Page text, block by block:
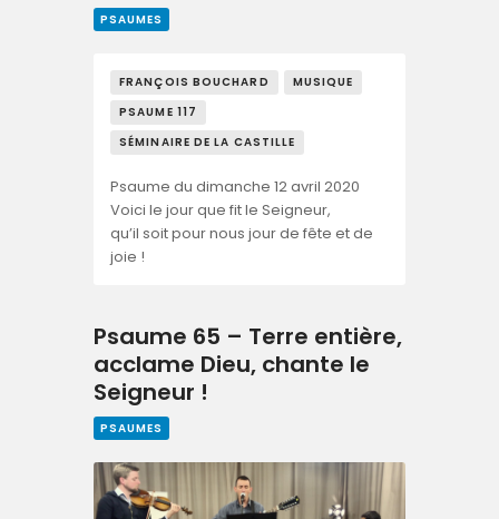
PSAUMES
FRANÇOIS BOUCHARD
MUSIQUE
PSAUME 117
SÉMINAIRE DE LA CASTILLE
Psaume du dimanche 12 avril 2020
Voici le jour que fit le Seigneur,
qu’il soit pour nous jour de fête et de
joie !
Psaume 65 – Terre entière,
acclame Dieu, chante le
Seigneur !
PSAUMES